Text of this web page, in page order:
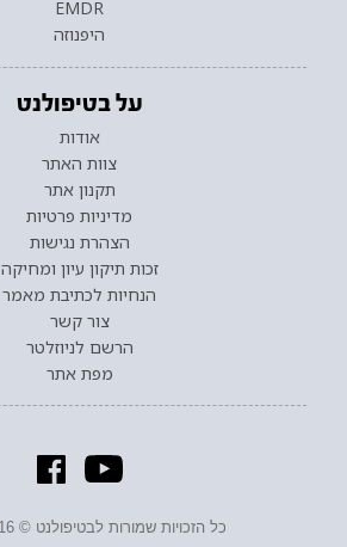
EMDR
היפנוזה
על בטיפולנט
אודות
צוות האתר
תקנון אתר
מדיניות פרטיות
הצהרת נגישות
זכות תיקון עיון ומחיקה
הנחיות לכתיבת מאמר
צור קשר
הרשם לניוזלטר
מפת אתר
כל הזכויות שמורות לבטיפולנט © 2016 - 2026